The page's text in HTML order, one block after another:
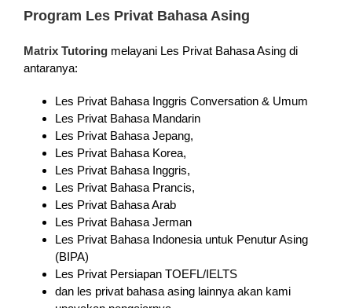
Program Les Privat Bahasa Asing
Matrix Tutoring melayani Les Privat Bahasa Asing di
antaranya:
Les Privat Bahasa Inggris Conversation & Umum
Les Privat Bahasa Mandarin
Les Privat Bahasa Jepang,
Les Privat Bahasa Korea,
Les Privat Bahasa Inggris,
Les Privat Bahasa Prancis,
Les Privat Bahasa Arab
Les Privat Bahasa Jerman
Les Privat Bahasa Indonesia untuk Penutur Asing
(BIPA)
Les Privat Persiapan TOEFL/IELTS
dan les privat bahasa asing lainnya akan kami